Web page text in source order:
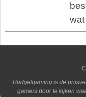
Budgetgaming is de
gamers door te kijken